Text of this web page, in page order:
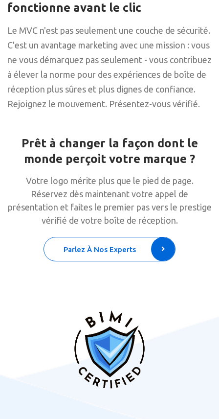
fonctionne avant le clic
Le MVC n'est pas seulement une couche de sécurité.
C'est un avantage marketing avec une mission : vous
ne vous démarquez pas seulement - vous contribuez
à élever la norme pour des expériences de boîte de
réception plus sûres et plus dignes de confiance.
Rejoignez le mouvement. Présentez-vous vérifié.
Prêt à changer la façon dont le
monde perçoit votre marque ?
Votre logo mérite plus que le pied de page.
Réservez dès maintenant votre appel de
présentation et faites le premier pas vers le prestige
vérifié de votre boîte de réception.
Parlez À Nos Experts